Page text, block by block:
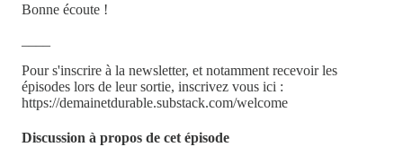
Bonne écoute !
Pour s'inscrire à la newsletter, et notamment recevoir les
épisodes lors de leur sortie, inscrivez vous ici :
https://demainetdurable.substack.com/welcome
Discussion à propos de cet épisode